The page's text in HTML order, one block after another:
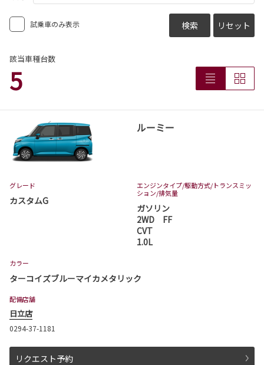
カローラスポーツ 一部改良
カローラスポーツは茨城トヨタから。
2026-07-06
アクア 一部改良
アクアは茨城トヨタから。
ハイランダー 発売
茨城トヨタでハイランダーが発売となりまし
取扱店舗は、日立店、水戸千波店、神栖店、つ
くば学園の森店、古河店、守谷店となります。
ハイランダーは茨城トヨタから。
詳しくはこちら
試乗車のみ表示 検索 リセット
該当車種台数
5
ルーミー
グレード
カスタムG
エンジンタイプ/駆動方式/トランスミッ
ション/排気量
ガソリン
2WD FF
CVT
1.0L
カラー
ターコイズブルーマイカメタリック
配備店舗
日立店
0294-37-1181
リクエスト予約